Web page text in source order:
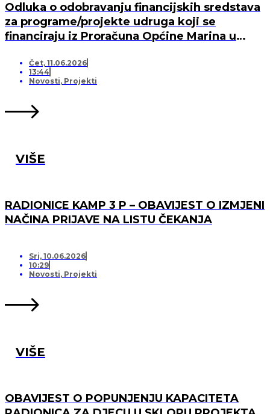
Odluka o odobravanju financijskih sredstava
za programe/projekte udruga koji se
financiraju iz Proračuna Općine Marina u
Čet, 11.06.2026
13:44
Novosti, Projekti
VIŠE
RADIONICE KAMP 3 P – OBAVIJEST O IZMJENI
NAČINA PRIJAVE NA LISTU ČEKANJA
Sri, 10.06.2026
10:29
Novosti, Projekti
VIŠE
OBAVIJEST O POPUNJENJU KAPACITETA